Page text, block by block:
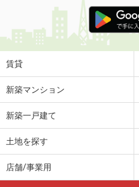
賃貸
新築マンション
新築一戸建て
土地を探す
店舗/事業用